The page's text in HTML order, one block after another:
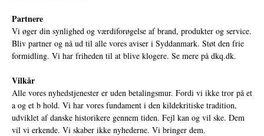
Partnere
Vi øger din synlighed og værdiforøgelse af brand, produkter og service.
Bliv partner og nå ud til alle vores aviser i Syddanmark. Støt den frie
formidling. Vi har friheden til at blive klogere. Se mere på dkq.dk.
Vilkår
Alle vores nyhedstjenester er uden betalingsmur. Fordi vi ikke tror på et
a og et b hold. Vi har vores fundament i den kildekritiske tradition,
udviklet af danske historikere gennem tiden. Fejl kan og vil ske. Dem
vil vi erkende. Vi skaber ikke nyhederne. Vi bringer dem.